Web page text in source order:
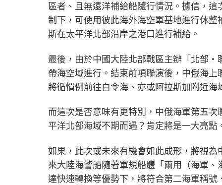
區者、且無遠洋補給船隨行情況。據信，
制下，可使用彼此海外海空軍基地進行休
斯在太平洋北部沿岸之港口進行補給。
最後，由於中國大陸北部戰區主辦「北部‧
帶海空域進行。結束前項聯演後，中俄海
將循慣例前往白令海、亦或阿拉斯加附近
而這次是否意味有更特別，中俄海軍第五
平洋北部海域不期而遇？肯定將是一大亮點
如果，此次或未來有機會如此成形，將視
來大陸海警船隨著軍規船體「兩用（海軍
達快速轉換等優勢下，將符合第二海軍稱